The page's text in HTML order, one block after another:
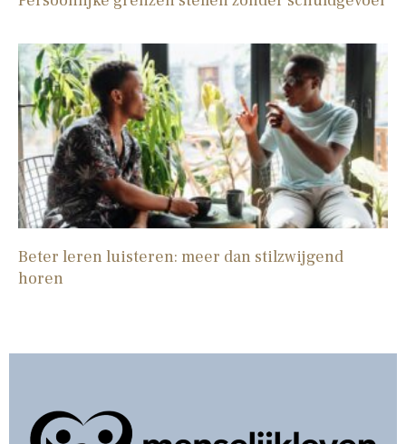
Beter leren luisteren: meer dan stilzwijgend
horen